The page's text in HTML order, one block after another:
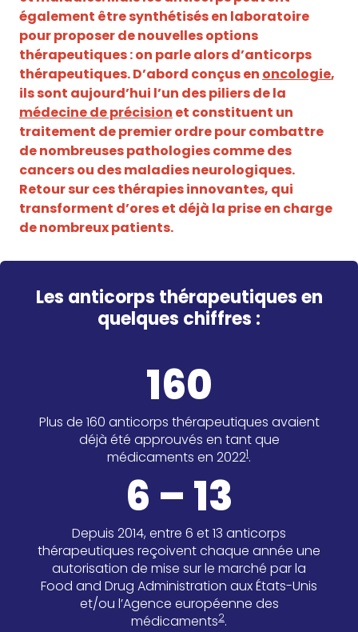
également être synthétisés en laboratoire
pour proposer de nouvelles options
thérapeutiques : on parle alors d’anticorps
thérapeutiques. D’abord conçus en oncologie,
ils sont aujourd’hui l’un des piliers de la
médecine de précision et constituent un
traitement de premier ordre pour combattre
de nombreuses pathologies comme des
cancers ou des maladies neurologiques.
Retour sur ces thérapies innovantes, qui
transforment d’ores et déjà la prise en charge
de nombreux patients.
Les anticorps thérapeutiquesen
quelques chiffres :
160
Plus de 160 anticorps thérapeutiques avaient
déjà été approuvés en tant que
médicaments en 20221.
6 – 13
Depuis 2014, entre 6 et 13 anticorps
thérapeutiques reçoivent chaque année une
autorisation de mise sur le marché par la
Food and Drug Administration aux États-Unis
et/ou l’Agence européenne des
médicaments2.